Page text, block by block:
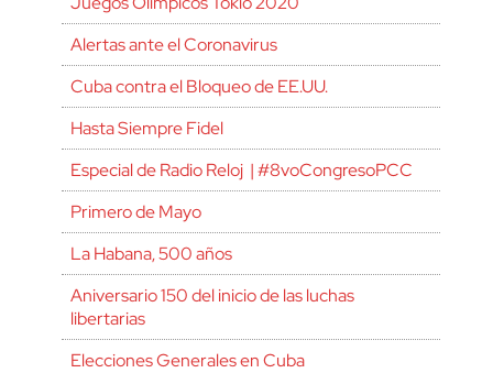
Alertas ante el Coronavirus
Cuba contra el Bloqueo de EE.UU.
Hasta Siempre Fidel
Especial de Radio Reloj | #8voCongresoPCC
Primero de Mayo
La Habana, 500 años
Aniversario 150 del inicio de las luchas
libertarias
Elecciones Generales en Cuba